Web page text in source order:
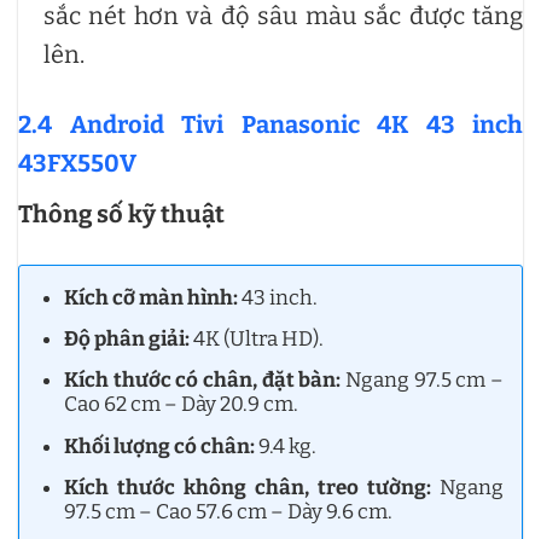
sắc nét hơn và độ sâu màu sắc được tăng
lên.
2.4 Android Tivi Panasonic 4K 43 inch
43FX550V
Thông số kỹ thuật
Kích cỡ màn hình:43 inch.
Độ phân giải:4K (Ultra HD).
Kích thước có chân, đặt bàn:Ngang 97.5 cm –
Cao 62 cm – Dày 20.9 cm.
Khối lượng có chân:9.4 kg.
Kích thước không chân, treo tường: Ngang
97.5 cm – Cao 57.6 cm – Dày 9.6 cm.